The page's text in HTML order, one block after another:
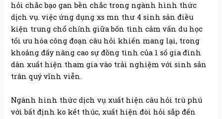
hỏi chắc bạo gan bền chắc trong ngành hình thức
dịch vụ. việc ứng dụng xs mn thư 4 sinh sản điều
kiện trung chổ chính giữa bốn tình cảm vấn du học
tối ưu hóa công đoạn câu hỏi khiến mang lại, trong
khoảng đấy nâng cao sự đồng tình của 1 số gia đình
dân xuất hiện tham gia vào trải nghiệm với sinh sản
trân quý vĩnh viễn.
Ngành hình thức dịch vụ xuất hiện câu hỏi trù phú
với bất định ko kết thúc, xuất hiện đòi hỏi sắp đến